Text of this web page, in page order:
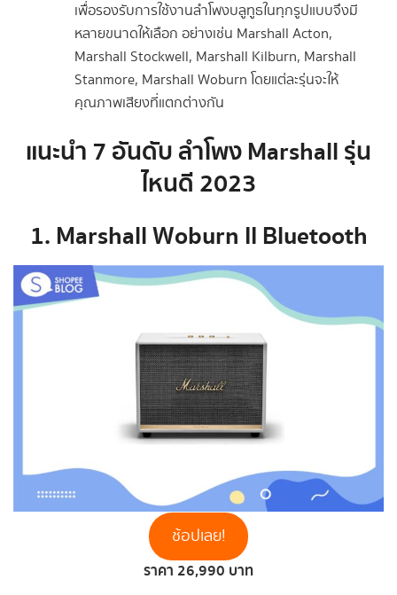
เพื่อรองรับการใช้งานลำโพงบลูทูธในทุกรูปแบบจึงมี
หลายขนาดให้เลือก อย่างเช่น Marshall Acton,
Marshall Stockwell, Marshall Kilburn, Marshall
Stanmore, Marshall Woburn โดยแต่ละรุ่นจะให้
คุณภาพเสียงที่แตกต่างกัน
แนะนำ 7 อันดับ ลำโพง Marshall รุ่น
ไหนดี 2023
1. Marshall Woburn II Bluetooth
ช้อปเลย!
ราคา 26,990 บาท